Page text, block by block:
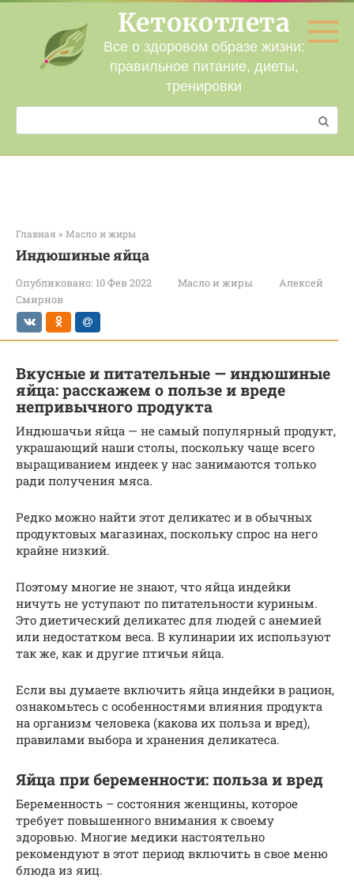
Перейти
контенту
Кетокотлета
Все о здоровом образе жизни:
правильное питание, диеты,
тренировки
Поиск:
Главная » Масло и жиры
Индюшиные яйца
Опубликовано: 10 Фев 2022 Масло и жиры
Алексей
Смирнов
Вкусные и питательные — индюшиные
яйца: расскажем о пользе и вреде
непривычного продукта
Индюшачьи яйца — не самый популярный продукт,
украшающий наши столы, поскольку чаще всего
выращиванием индеек у нас занимаются только
ради получения мяса.
Редко можно найти этот деликатес и в обычных
продуктовых магазинах, поскольку спрос на него
крайне низкий.
Поэтому многие не знают, что яйца индейки
ничуть не уступают по питательности куриным.
Это диетический деликатес для людей с анемией
или недостатком веса. В кулинарии их используют
так же, как и другие птичьи яйца.
Если вы думаете включить яйца индейки в рацион,
ознакомьтесь с особенностями влияния продукта
на организм человека (какова их польза и вред),
правилами выбора и хранения деликатеса.
Яйца при беременности: польза и вред
Беременность – состояния женщины, которое
требует повышенного внимания к своему
здоровью. Многие медики настоятельно
рекомендуют в этот период включить в свое меню
блюда из яиц.